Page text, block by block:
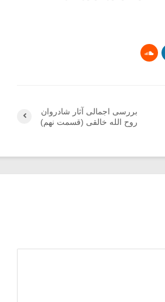
بررسی اجمالی آثار شادروان
روح الله خالقی (قسمت نهم)